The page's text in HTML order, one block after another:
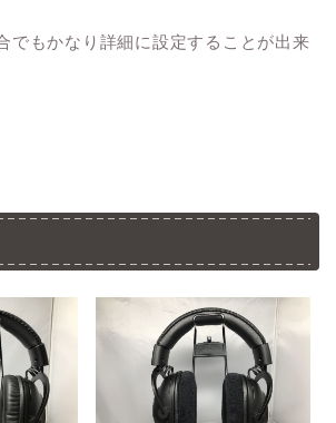
でもかなり詳細に設定することが出来